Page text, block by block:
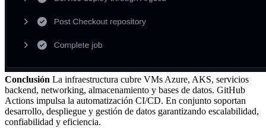
Conclusión La infraestructura cubre VMs Azure, AKS, servicios
backend, networking, almacenamiento y bases de datos. GitHub
Actions impulsa la automatización CI/CD. En conjunto soportan
desarrollo, despliegue y gestión de datos garantizando escalabilidad,
confiabilidad y eficiencia.